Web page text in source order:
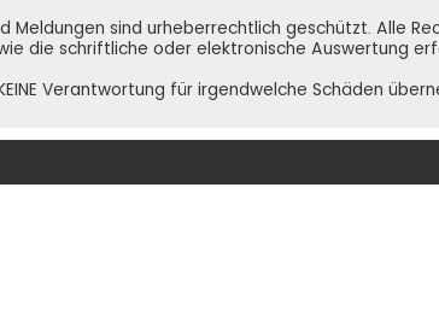
Meldungen sind urheberrechtlich geschützt. Alle
die schriftliche oder elektronische Auswertung
Verantwortung für irgendwelche Schäden